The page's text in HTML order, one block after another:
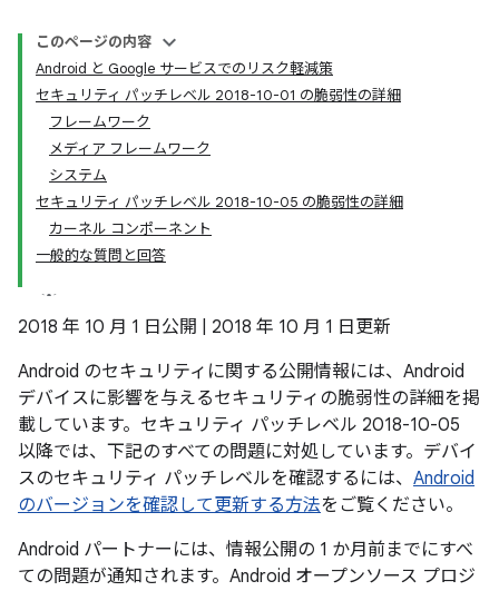
このページの内容
Android と Google サービスでのリスク軽減策
セキュリティ パッチレベル 2018-10-01 の脆弱性の詳細
フレームワーク
メディア フレームワーク
システム
セキュリティ パッチレベル 2018-10-05 の脆弱性の詳細
カーネル コンポーネント
一般的な質問と回答
2018 年 10 月 1 日公開 | 2018 年 10 月 1 日更新
Android のセキュリティに関する公開情報には、Android
デバイスに影響を与えるセキュリティの脆弱性の詳細を掲
載しています。セキュリティ パッチレベル 2018-10-05
以降では、下記のすべての問題に対処しています。デバイ
スのセキュリティ パッチレベルを確認するには、 Android
のバージョンを確認して更新する方法をご覧ください。
Android パートナーには、情報公開の 1 か月前までにすべ
ての問題が通知されます。Android オープンソース プロジ